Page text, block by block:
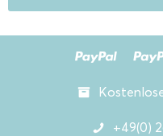
+49(0)